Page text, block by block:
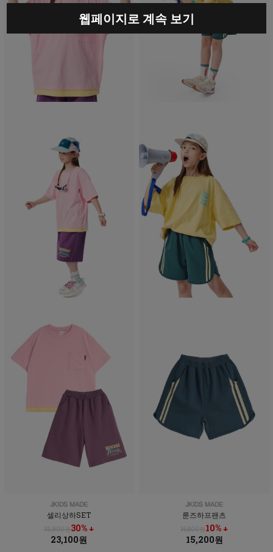
셀리상하SET
32,900원30% ↓
23,100원
룬즈하프팬츠
16,800원10% ↓
15,200원
웹페이지로 계속 보기